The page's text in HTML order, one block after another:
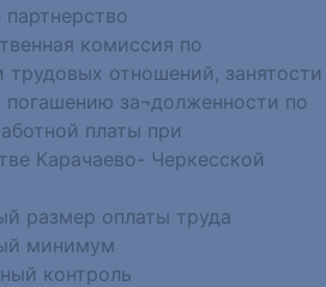
комиссия по
трудовых отношений, занятости
погашению за¬долженности по
платы при
Карачаево- Черкесской
размер оплаты труда
минимум
контроль